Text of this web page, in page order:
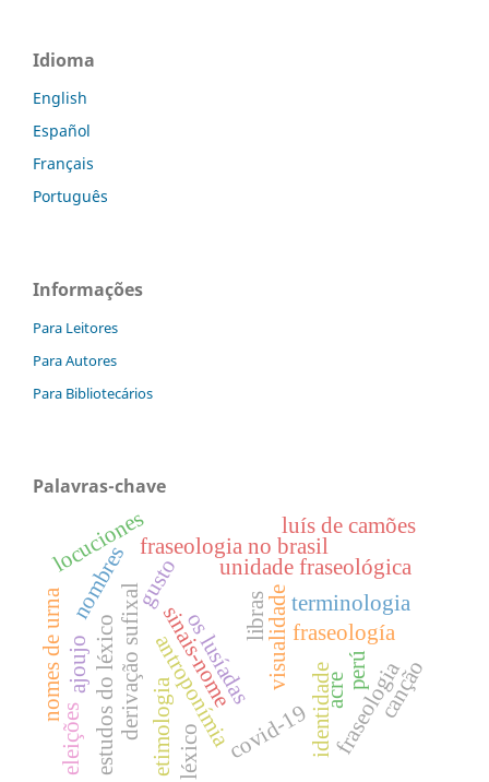
Idioma
English
Español
Français
Português
Informações
Para Leitores
Para Autores
Para Bibliotecários
Palavras-chave
antroponímia
sinais-nome librasvisualidade
identidadefraseologia
unidade fraseológica
fraseologia no brasil
derivação sufixaletimologia
terminologia
fraseología
locuciones
gusto
estudos do léxico covid-19
ajoujo
léxico
acre
os lusíadas
luís de camões
nombres
perú canção
nomes de urna
eleições